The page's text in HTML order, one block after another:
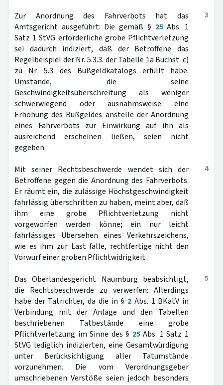
3
Zur Anordnung des Fahrverbots hat das
Amtsgericht ausgeführt: Die gemäß § 25Abs. 1
Satz 1 StVG erforderliche grobe Pflichtverletzung
sei dadurch indiziert, daß der Betroffene das
Regelbeispiel der Nr. 5.3.3. der Tabelle 1a Buchst. c)
zu Nr. 5.3 des Bußgeldkatalogs erfüllt habe.
Umstände, die seine
Geschwindigkeitsüberschreitung als weniger
schwerwiegend oder ausnahmsweise eine
Erhöhung des Bußgeldes anstelle der Anordnung
eines Fahrverbots zur Einwirkung auf ihn als
ausreichend erscheinen ließen, seien nicht
gegeben.
4
Mit seiner Rechtsbeschwerde wendet sich der
Betroffene gegen die Anordnung des Fahrverbots.
Er räumt ein, die zulässige Höchstgeschwindigkeit
fahrlässig überschritten zu haben, meint aber, daß
ihm eine grobe Pflichtverletzung nicht
vorgeworfen werden könne; ein nur leicht
fahrlässiges Übersehen eines Verkehrszeichens,
wie es ihm zur Last falle, rechtfertige nicht den
Vorwurf einer groben Pflichtwidrigkeit.
5
Das Oberlandesgericht Naumburg beabsichtigt,
die Rechtsbeschwerde zu verwerfen: Allerdings
habe der Tatrichter, da die in § 2 Abs. 1 BKatV in
Verbindung mit der Anlage und den Tabellen
beschriebenen Tatbestände eine grobe
Pflichtverletzung im Sinne des § 25Abs. 1 Satz 1
StVG lediglich indizierten, eine Gesamtwürdigung
unter Berücksichtigung aller Tatumstände
vorzunehmen. Die vom Verordnungsgeber
umschriebenen Verstöße seien jedoch besonders